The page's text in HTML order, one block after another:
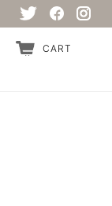
CART